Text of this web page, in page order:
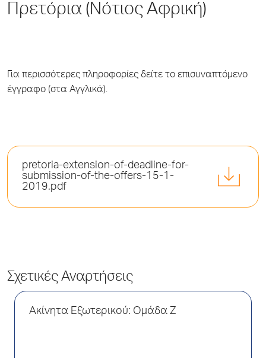
Πρετόρια (Νότιος Αφρική)
Για περισσότερες πληροφορίες δείτε το επισυναπτόμενο
έγγραφο (στα Αγγλικά).
pretoria-extension-of-deadline-for-
submission-of-the-offers-15-1-
2019.pdf
Σχετικές Αναρτήσεις
Ακίνητα Εξωτερικού: Ομάδα Ζ